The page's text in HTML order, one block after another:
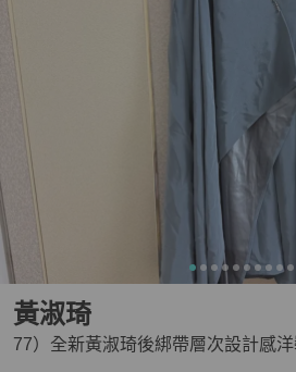
77）全新黃淑琦後綁帶層次設計感
黃淑琦